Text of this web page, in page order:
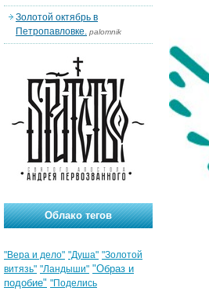
Золотой октябрь в
Петропавловке. palomnik
Облако тегов
"Вера и дело" "Душа" "Золотой
витязь" "Ландыши" "Образ и
подобие" "Поделись